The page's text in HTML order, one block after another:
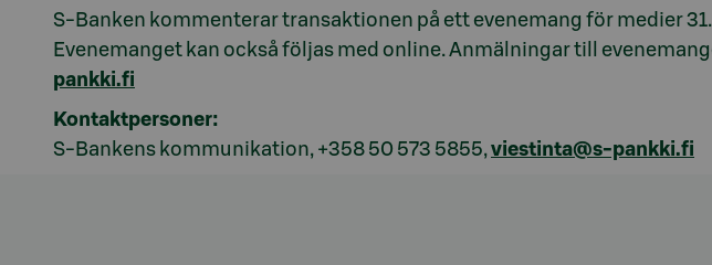
S-Banken kommenterar transaktionen på ett evenemang för medier
Evenemanget kan också följas med online. Anmälningar till
pankki.fi
Kontaktpersoner:
S-Bankens kommunikation, +358 50 573 5855,viestinta@s-pankki.fi